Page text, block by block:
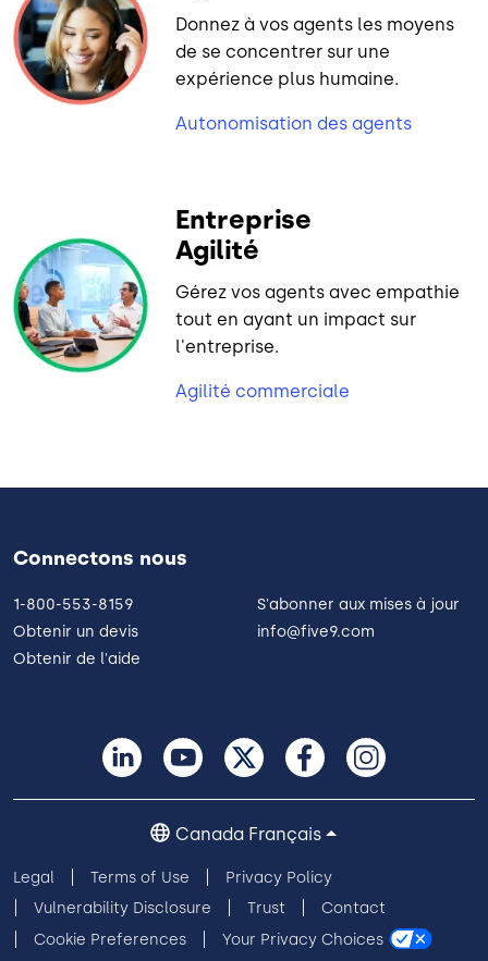
Donnez à vos agents les moyens
de se concentrer sur une
expérience plus humaine.
Autonomisation des agents
Entreprise
Agilité
Gérez vos agents avec empathie
tout en ayant un impact sur
l'entreprise.
Agilité commerciale
Connectons nous
1-800-553-8159
Obtenir un devis
Obtenir de l'aide
S'abonner aux mises à jour
info@five9.com
Legal Terms of Use
Privacy Policy
Vulnerability Disclosure
Trust
Contact
Cookie Preferences
Your Privacy Choices
Canada Français